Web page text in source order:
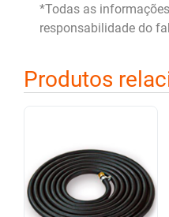
*Todas as
responsabilidade do
Produtos